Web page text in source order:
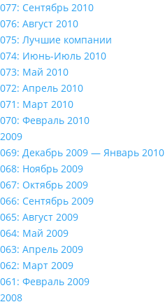
077: Сентябрь 2010
076: Август 2010
075: Лучшие компании
074: Июнь-Июль 2010
073: Май 2010
072: Апрель 2010
071: Март 2010
070: Февраль 2010
2009
069: Декабрь 2009 — Январь 2010
068: Ноябрь 2009
067: Октябрь 2009
066: Сентябрь 2009
065: Август 2009
064: Май 2009
063: Апрель 2009
062: Март 2009
061: Февраль 2009
2008